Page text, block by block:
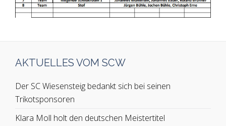
AKTUELLES VOM SCW
Der SC Wiesensteig bedankt sich bei seinen
Trikotsponsoren
Klara Moll holt den deutschen Meistertitel